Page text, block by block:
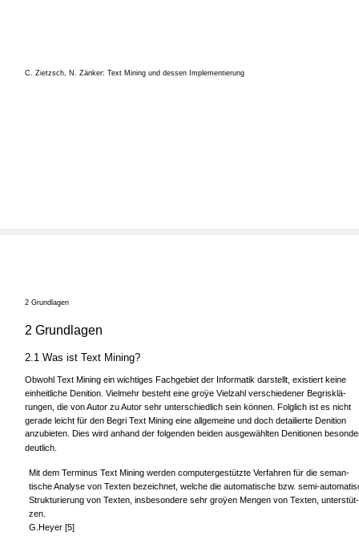
C. Zietzsch, N. Zänker: Text Mining und dessen Implementierung
2 Grundlagen
2 Grundlagen
2.1 Was ist Text Mining?
Obwohl Text Mining ein wichtiges Fachgebiet der Informatik darstellt, existiert keine
einheitliche Denition. Vielmehr besteht eine groÿe Vielzahl verschiedener Begrisklä-
rungen, die von Autor zu Autor sehr unterschiedlich sein können. Folglich ist es nicht
gerade leicht für den Begri Text Mining eine allgemeine und doch detailierte Denition
anzubieten. Dies wird anhand der folgenden beiden ausgewählten Denitionen
deutlich.
Mit dem Terminus Text Mining werden computergestützte Verfahren für die seman-
tische Analyse von Texten bezeichnet, welche die automatische bzw. semi-
Strukturierung von Texten, insbesondere sehr groÿen Mengen von Texten, unterstüt-
zen.
G.Heyer [5]